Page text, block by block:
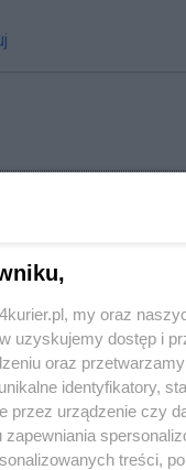
zabawa na
i ilustratorką.
Dziecka w Muzeum
my oraz
uzyskujemy dostęp i
oraz
identyfikatory,
przez urządzenie czy
zapewniania
treści,